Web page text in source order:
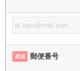
必須 郵便番号